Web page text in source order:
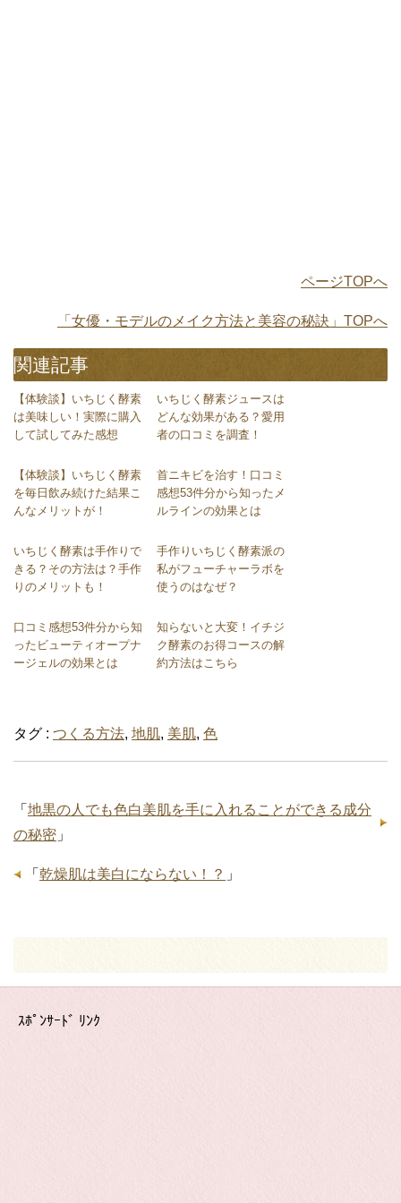
ページTOPへ
「女優・モデルのメイク方法と美容の秘訣」TOPへ
関連記事
【体験談】いちじく酵素
は美味しい！実際に購入
して試してみた感想
いちじく酵素ジュースは
どんな効果がある？愛用
者の口コミを調査！
【体験談】いちじく酵素
を毎日飲み続けた結果こ
んなメリットが！
首ニキビを治す！口コミ
感想53件分から知ったメ
ルラインの効果とは
いちじく酵素は手作りで
きる？その方法は？手作
りのメリットも！
手作りいちじく酵素派の
私がフューチャーラボを
使うのはなぜ？
口コミ感想53件分から知
ったビューティオープナ
ージェルの効果とは
知らないと大変！イチジ
ク酵素のお得コースの解
約方法はこちら
タグ : つくる方法, 地肌, 美肌, 色
「 地黒の人でも色白美肌を手に入れることができる成分
の秘密 」
「 乾燥肌は美白にならない！？ 」
ｽﾎﾟﾝｻｰﾄﾞ ﾘﾝｸ